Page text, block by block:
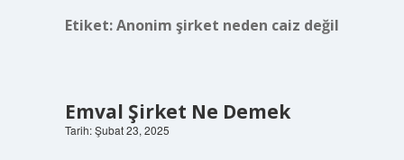
Etiket:Anonim şirket neden caiz değil
Emval Şirket Ne Demek
Tarih: Şubat 23, 2025